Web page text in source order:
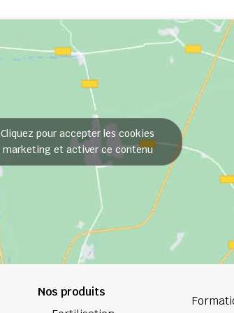
Cliquez pour accepter les cookies
marketing et activer ce contenu
Nos produits